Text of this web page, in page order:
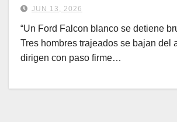
JUN 13, 2026
“Un Ford Falcon blanco se detiene
Tres hombres trajeados se bajan del
dirigen con paso firme…